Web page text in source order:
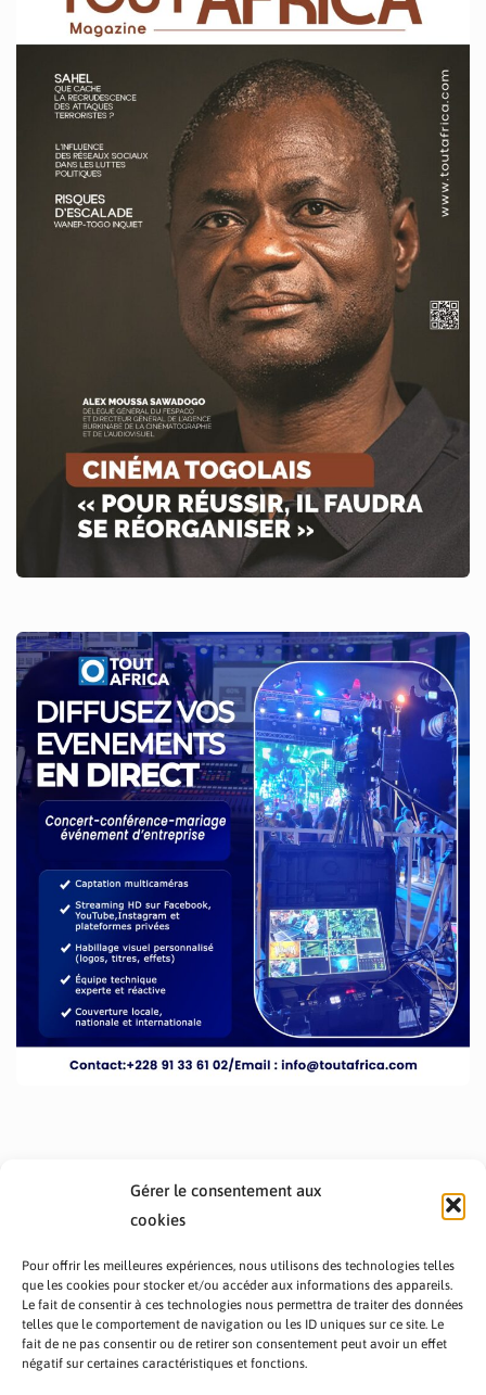
Gérer le consentement aux
cookies
Pour offrir les meilleures expériences, nous utilisons des technologies telles
que les cookies pour stocker et/ou accéder aux informations des appareils.
Le fait de consentir à ces technologies nous permettra de traiter des données
telles que le comportement de navigation ou les ID uniques sur ce site. Le
fait de ne pas consentir ou de retirer son consentement peut avoir un effet
négatif sur certaines caractéristiques et fonctions.
PRÉSENTATION TOUTAFRICA
A PROPOS